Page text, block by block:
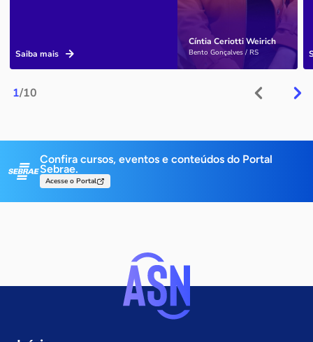
1/10
Cíntia Ceriotti Weirich
Bento Gonçalves / RS
Saiba mais
Confira cursos, eventos e conteúdos do Portal
Sebrae.
Acesse o Portal